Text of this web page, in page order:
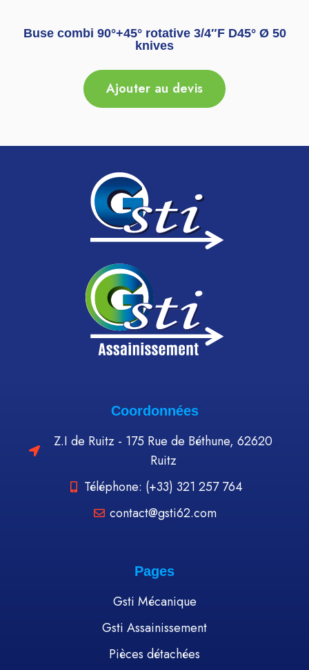
Buse combi 90°+45° rotative 3/4″F D45° Ø 50
knives
Ajouter au devis
Coordonnées
Z.I de Ruitz - 175 Rue de Béthune, 62620
Ruitz
Téléphone: (+33) 321 257 764
contact@gsti62.com
Pages
Gsti Mécanique
Gsti Assainissement
Pièces détachées